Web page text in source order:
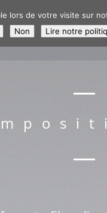
lors de votre visite sur
Non Lire notre